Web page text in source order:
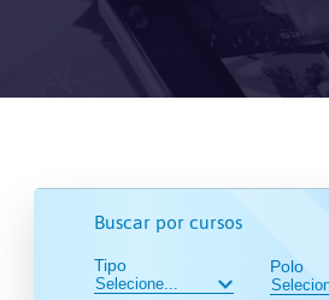
Buscar por cursos
Tipo Polo